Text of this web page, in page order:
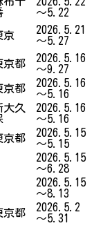
～5.22
京
2026.5.21
～5.27
京都
2026.5.16
～9.27
京都
2026.5.16
～5.16
大久
2026.5.16
～5.16
京都
2026.5.15
～5.15
2026.5.15
～6.28
2026.5.15
～8.13
京都
2026.5.2
～5.31